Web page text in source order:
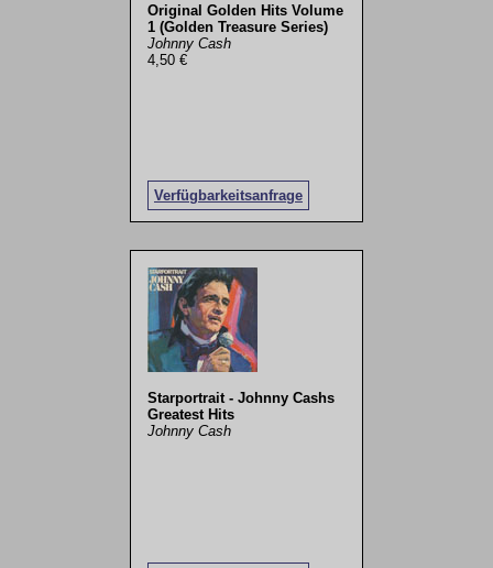
Original Golden Hits Volume
1 (Golden Treasure Series)
Johnny Cash
4,50 €
Verfügbarkeitsanfrage
Starportrait - Johnny Cashs
Greatest Hits
Johnny Cash